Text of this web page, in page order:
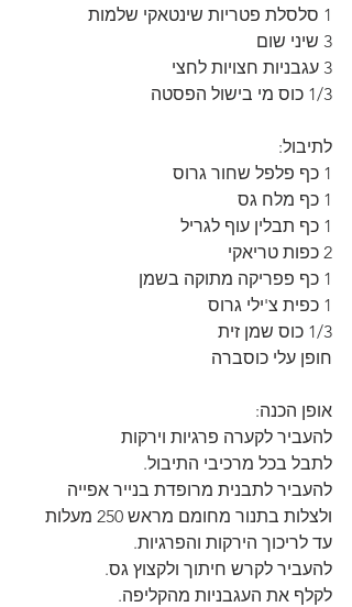
1 סלסלת פטריות שינטאקי שלמות
3 שיני שום
3 עגבניות חצויות לחצי
1/3 כוס מי בישול הפסטה
לתיבול:
1 כף פלפל שחור גרוס
1 כף מלח גס
1 כף תבלין עוף לגריל
2 כפות טריאקי
1 כף פפריקה מתוקה בשמן
1 כפית צ'ילי גרוס
1/3 כוס שמן זית
חופן עלי כוסברה
אופן הכנה:
להעביר לקערה פרגיות וירקות
לתבל בכל מרכיבי התיבול.
להעביר לתבנית מרופדת בנייר אפייה
ולצלות בתנור מחומם מראש 250 מעלות
עד לריכוך הירקות והפרגיות.
להעביר לקרש חיתוך ולקצוץ גס.
לקלף את העגבניות מהקליפה.